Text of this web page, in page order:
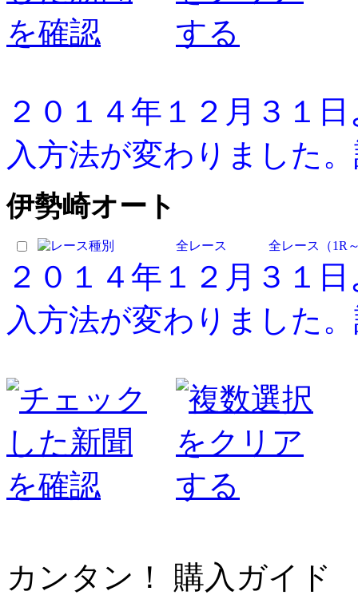
２０１４年１２月３１
入方法が変わりました
伊勢崎オート
全レース 全レース（1R
２０１４年１２月３１
入方法が変わりました
カンタン！ 購入ガイド